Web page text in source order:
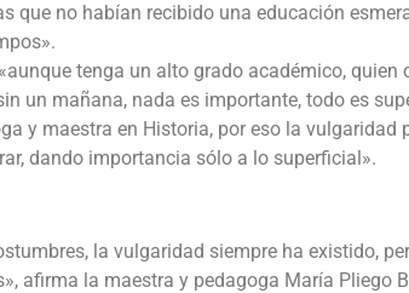
que no habían recibido una educación
tenga un alto grado académico, quien
un mañana, nada es importante, todo es
y maestra en Historia, por eso la vulgaridad
dando importancia sólo a lo superficial».
la vulgaridad siempre ha existido,
afirma la maestra y pedagoga María Pliego